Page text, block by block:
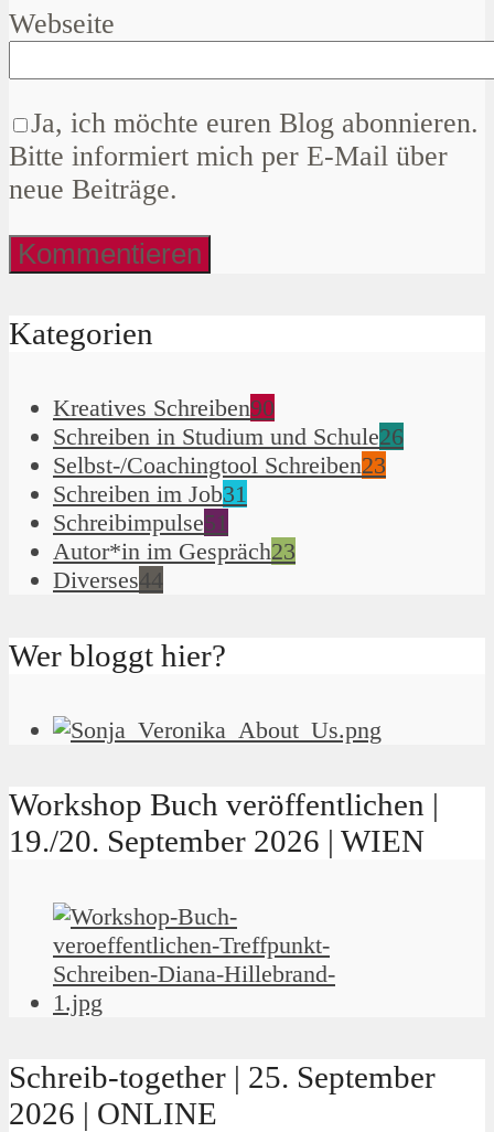
Webseite
Ja, ich möchte euren Blog abonnieren.
Bitte informiert mich per E-Mail über
neue Beiträge.
Kategorien
Kreatives Schreiben90
Schreiben in Studium und Schule26
Selbst-/Coachingtool Schreiben23
Schreiben im Job31
Schreibimpulse51
Autor*in im Gespräch23
Diverses44
Wer bloggt hier?
Workshop Buch veröffentlichen |
19./20. September 2026 | WIEN
Schreib-together | 25. September
2026 | ONLINE